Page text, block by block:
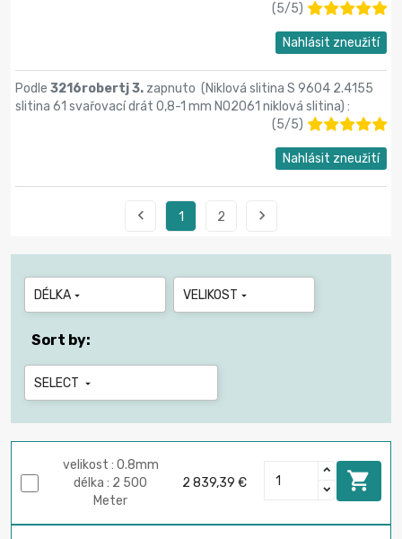
(5/5)
Nahlásit zneužití
Podle 3216robertj 3. zapnuto (Niklová slitina S 9604 2.4155
slitina 61 svařovací drát 0,8-1 mm N02061 niklová slitina) :
(5/5)
Nahlásit zneužití
 1 2 
DÉLKA  VELIKOST 
Sort by:
SELECT 
velikost : 0.8mm
délka : 2 500
Meter
2 839,39 € 